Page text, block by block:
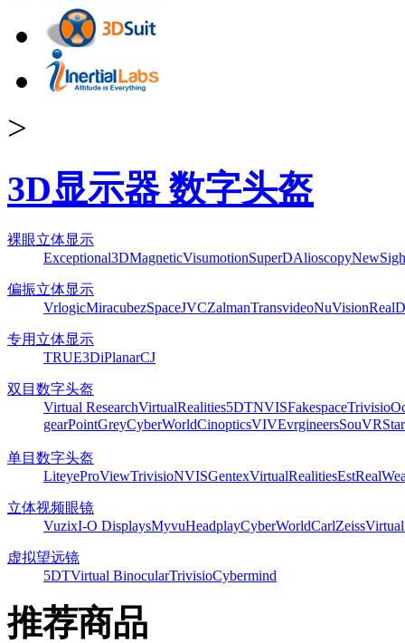
>
3D显示器 数字头盔
裸眼立体显示
Exceptional3DMagneticVisumotionSuperDAlioscopy
偏振立体显示
VrlogicMiracubezSpaceJVCZalmanTransvideoNuVisionRealD
专用立体显示
TRUE3DiPlanarCJ
双目数字头盔
Virtual ResearchVirtualRealities5DTNVISFakespaceTrivisio
gearPointGreyCyberWorldCinopticsVIVEvrgineersSouVR
单目数字头盔
LiteyeProViewTrivisioNVISGentexVirtualRealitiesEst
立体视频眼镜
VuzixI-O DisplaysMyvuHeadplayCyberWorldCarlZeiss
虚拟望远镜
5DTVirtual BinocularTrivisioCybermind
推荐商品